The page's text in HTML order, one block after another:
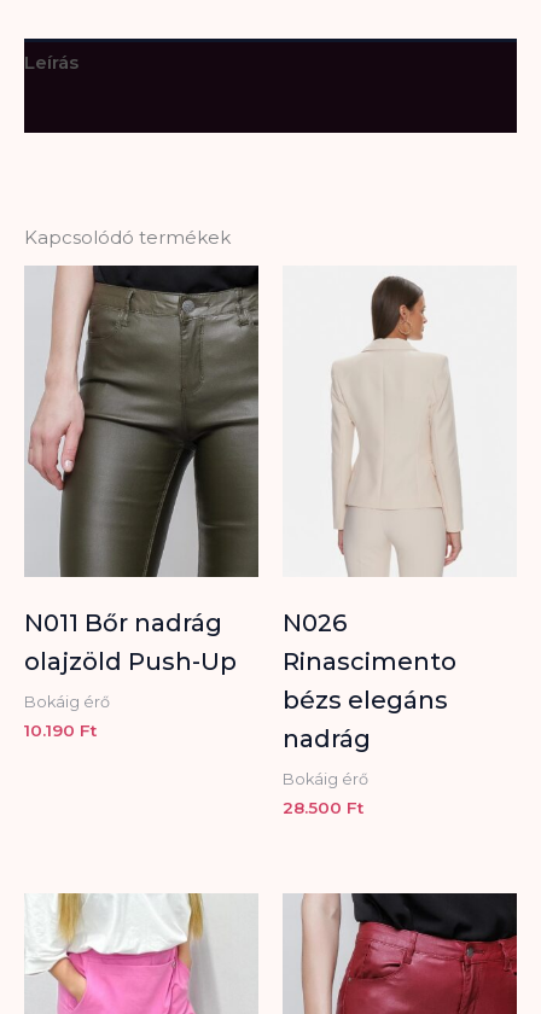
Leírás
Kapcsolódó termékek
N011 Bőr nadrág
olajzöld Push-Up
Bokáig érő
10.190 Ft
N026
Rinascimento
bézs elegáns
nadrág
Bokáig érő
28.500 Ft